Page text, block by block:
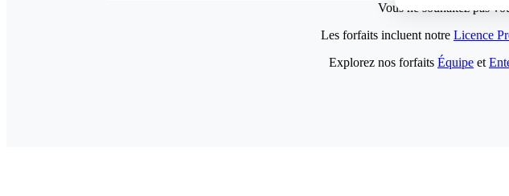
Vous ne souhaitez pas
Les forfaits incluent notre Licence
Explorez nos forfaits Équipe et